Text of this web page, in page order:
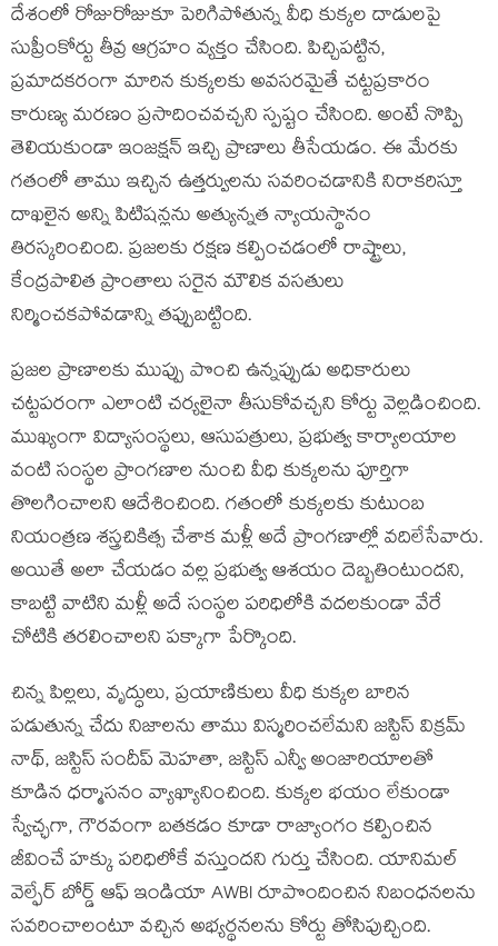
దేశంలో రోజురోజుకూ పెరిగిపోతున్న వీధి కుక్కల దాడులపై
సుప్రీంకోర్టు తీవ్ర ఆగ్రహం వ్యక్తం చేసింది. పిచ్చిపట్టిన,
ప్రమాదకరంగా మారిన కుక్కలకు అవసరమైతే చట్టప్రకారం
కారుణ్య మరణం ప్రసాదించవచ్చని స్పష్టం చేసింది. అంటే నొప్పి
తెలియకుండా ఇంజక్షన్ ఇచ్చి ప్రాణాలు తీసేయడం. ఈ మేరకు
గతంలో తాము ఇచ్చిన ఉత్తర్వులను సవరించడానికి నిరాకరిస్తూ
దాఖలైన అన్ని పిటిషన్లను అత్యున్నత న్యాయస్థానం
తిరస్కరించింది. ప్రజలకు రక్షణ కల్పించడంలో రాష్ట్రాలు,
కేంద్రపాలిత ప్రాంతాలు సరైన మౌలిక వసతులు
నిర్మించకపోవడాన్ని తప్పుబట్టింది.
ప్రజల ప్రాణాలకు ముప్పు పొంచి ఉన్నప్పుడు అధికారులు
చట్టపరంగా ఎలాంటి చర్యలైనా తీసుకోవచ్చని కోర్టు వెల్లడించింది.
ముఖ్యంగా విద్యాసంస్థలు, ఆసుపత్రులు, ప్రభుత్వ కార్యాలయాల
వంటి సంస్థల ప్రాంగణాల నుంచి వీధి కుక్కలను పూర్తిగా
తొలగించాలని ఆదేశించింది. గతంలో కుక్కలకు కుటుంబ
నియంత్రణ శస్త్రచికిత్స చేశాక మళ్లీ అదే ప్రాంగణాల్లో వదిలేసేవారు.
అయితే అలా చేయడం వల్ల ప్రభుత్వ ఆశయం దెబ్బతింటుందని,
కాబట్టి వాటిని మళ్లీ అదే సంస్థల పరిధిలోకి వదలకుండా వేరే
చోటికి తరలించాలని పక్కాగా పేర్కొంది.
చిన్న పిల్లలు, వృద్ధులు, ప్రయాణికులు వీధి కుక్కల బారిన
పడుతున్న చేదు నిజాలను తాము విస్మరించలేమని జస్టిస్ విక్రమ్
నాథ్, జస్టిస్ సందీప్ మెహతా, జస్టిస్ ఎన్వీ అంజారియాలతో
కూడిన ధర్మాసనం వ్యాఖ్యానించింది. కుక్కల భయం లేకుండా
స్వేచ్ఛగా, గౌరవంగా బతకడం కూడా రాజ్యాంగం కల్పించిన
జీవించే హక్కు పరిధిలోకే వస్తుందని గుర్తు చేసింది. యానిమల్
వెల్ఫేర్ బోర్డ్ ఆఫ్ ఇండియా AWBI రూపొందించిన నిబంధనలను
సవరించాలంటూ వచ్చిన అభ్యర్థనలను కోర్టు తోసిపుచ్చింది.